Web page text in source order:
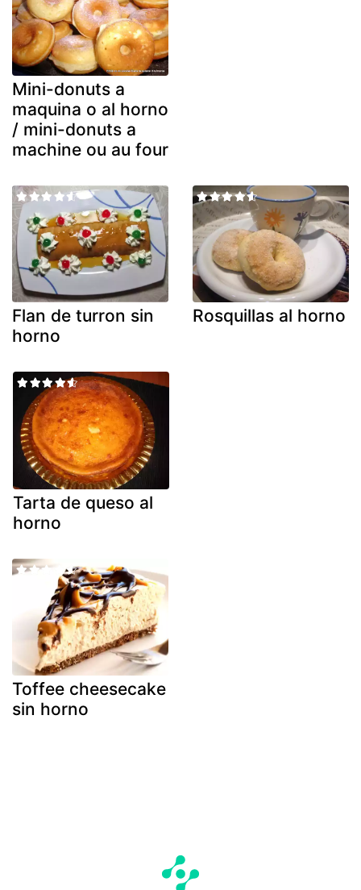
Mini-donuts a
maquina o al horno
/ mini-donuts a
machine ou au four
Flan de turron sin
horno
Rosquillas al horno
Tarta de queso al
horno
Toffee cheesecake
sin horno